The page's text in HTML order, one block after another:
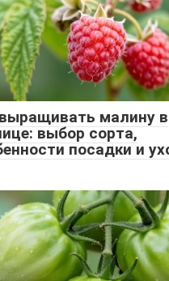
малину в
выбор сорта,
посадки и